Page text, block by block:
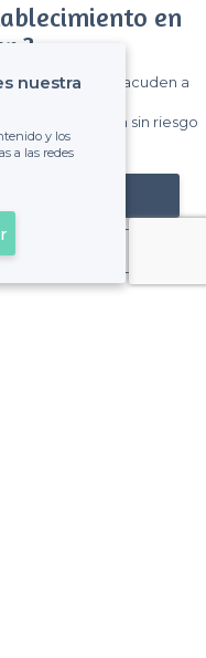
en
?
visitantes que acuden a
una cantidad fija sin riesgo
nuestra
y los
a las redes